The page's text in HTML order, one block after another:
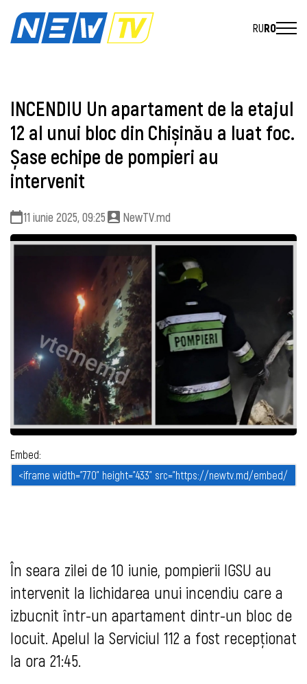
RURO
INCENDIU Un apartament de la etajul
12 al unui bloc din Chișinău a luat foc.
Șase echipe de pompieri au
intervenit
11 iunie 2025, 09:25 NewTV.md
Embed:
În seara zilei de 10 iunie, pompierii IGSU au
intervenit la lichidarea unui incendiu care a
izbucnit într-un apartament dintr-un bloc de
locuit. Apelul la Serviciul 112 a fost recepționat
la ora 21:45.